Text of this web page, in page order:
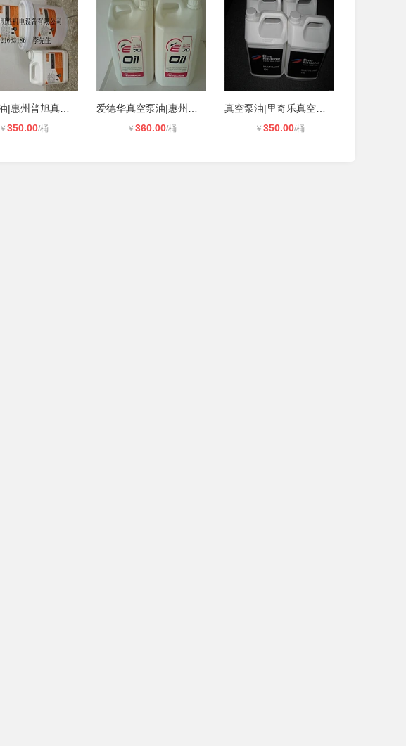
￥ 350.00/桶 ￥ 360.00/桶 ￥ 350.00/桶